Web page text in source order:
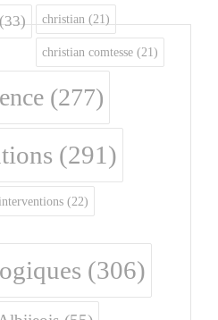
christian (21)
christian comtesse (21)
(277)
(291)
interventions (22)
(306)